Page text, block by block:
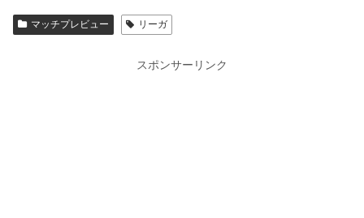
マッチプレビュー リーガ
スポンサーリンク